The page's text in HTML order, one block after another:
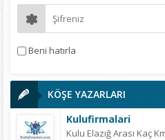
Beni hatırla
KÖŞE YAZARLARI
Kulufirmalari
Kulu Elazığ Arası Kaç